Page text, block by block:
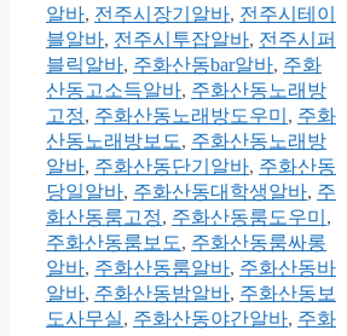
알바, 전주시장기알바, 전주시테이
블알바, 전주시투잡알바, 전주시퍼
블릭알바, 주화산동bar알바, 주화
산동고소득알바, 주화산동노래방
고정, 주화산동노래방도우미 , 주화
산동노래방보도, 주화산동노래방
알바, 주화산동단기알바, 주화산동
당일알바, 주화산동대학생알바, 주
화산동룸고정, 주화산동룸도우미 ,
주화산동룸보도, 주화산동룸싸롱
알바, 주화산동룸알바, 주화산동바
알바, 주화산동밤알바, 주화산동보
도사무실, 주화산동야간알바, 주화